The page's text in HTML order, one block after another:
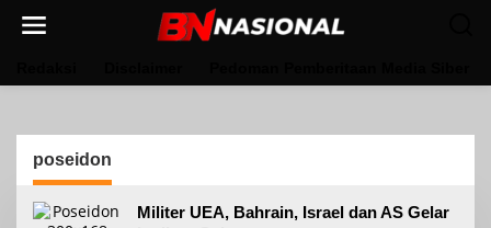
poseidon
Militer UEA, Bahrain, Israel dan AS Gelar